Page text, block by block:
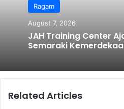
Ragam
August 7, 2026
JAH Training Center
Semaraki
Related Articles